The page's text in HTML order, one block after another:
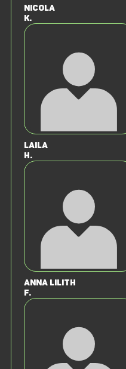
Nicola
K.
Laila
H.
Anna Lilith
F.